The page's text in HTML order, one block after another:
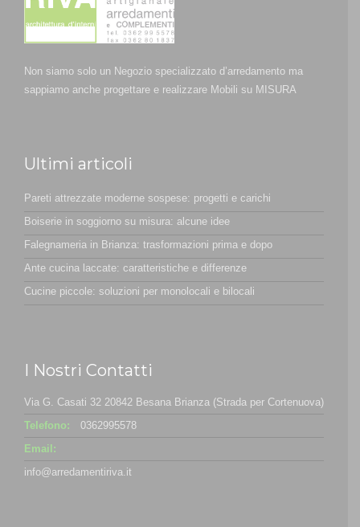
Non siamo solo un Negozio specializzato d’arredamento ma
sappiamo anche progettare e realizzare Mobili su MISURA
Ultimi articoli
Pareti attrezzate moderne sospese: progetti e carichi
Boiserie in soggiorno su misura: alcune idee
Falegnameria in Brianza: trasformazioni prima e dopo
Ante cucina laccate: caratteristiche e differenze
Cucine piccole: soluzioni per monolocali e bilocali
I Nostri Contatti
Via G. Casati 32 20842 Besana Brianza (Strada per Cortenuova)
Telefono:
0362995578
Email:
info@arredamentiriva.it